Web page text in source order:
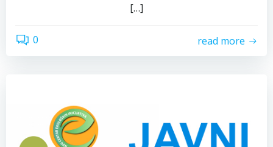
[…]
0 read more